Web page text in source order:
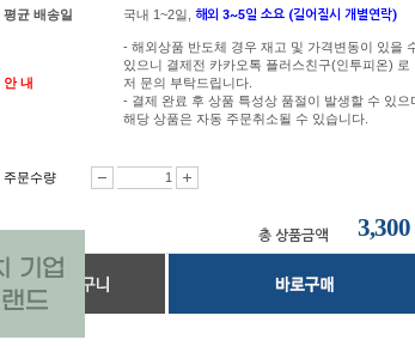
평균 배송일 국내 1~2일, 해외 3~5일 소요 (길어질시 개별연락)
안 내
- 해외상품 반도체 경우 재고 및 가격변동이 있을
있으니 결제전 카카오톡 플러스친구(인투피온) 로
저 문의 부탁드립니다.
- 결제 완료 후 상품 특성상 품절이 발생할 수 있으
해당 상품은 자동 주문취소될 수 있습니다.
주문수량
총 상품금액 3,300